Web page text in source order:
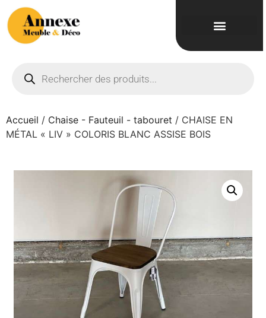
Accueil / Chaise - Fauteuil - tabouret / CHAISE EN
MÉTAL « LIV » COLORIS BLANC ASSISE BOIS